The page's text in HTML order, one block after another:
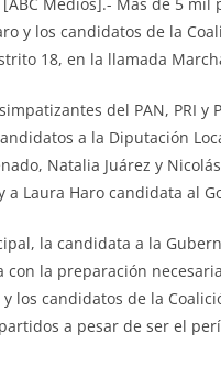
y los candidatos de la
18, en la llamada
del PAN, PRI y
a la Diputación
Natalia Juárez y
a Laura Haro candidata al
la candidata a la
con la preparación
los candidatos de la
a pesar de ser el